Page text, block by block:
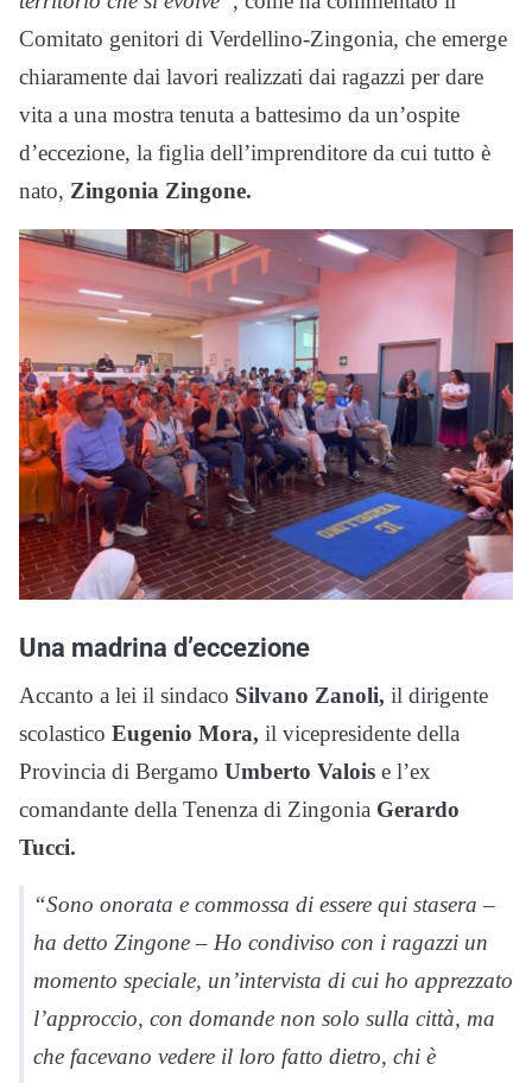
Comitato genitori di Verdellino-Zingonia, che emerge
chiaramente dai lavori realizzati dai ragazzi per dare
vita a una mostra tenuta a battesimo da un’ospite
d’eccezione, la figlia dell’imprenditore da cui tutto è
nato, Zingonia Zingone.
Una madrina d’eccezione
Accanto a lei il sindaco Silvano Zanoli, il dirigente
scolastico Eugenio Mora, il vicepresidente della
Provincia di Bergamo Umberto Valois e l’ex
comandante della Tenenza di Zingonia Gerardo
Tucci.
“Sono onorata e commossa di essere qui stasera –
ha detto Zingone – Ho condiviso con i ragazzi un
momento speciale, un’intervista di cui ho apprezzato
l’approccio, con domande non solo sulla città, ma
che facevano vedere il loro fatto dietro, chi è